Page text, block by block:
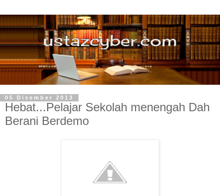
05 Disember 2013
Hebat...Pelajar Sekolah menengah Dah
Berani Berdemo